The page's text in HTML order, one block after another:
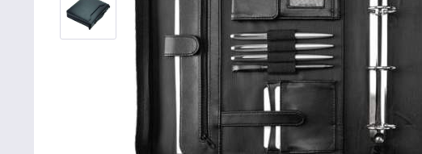
Betriebsausstattung & Lagerausstattung
Tragetaschen & Geschenkverpackungen